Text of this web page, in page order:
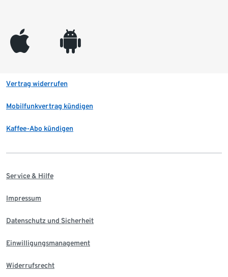
appleinc android
Vertrag widerrufen
Mobilfunkvertrag kündigen
Kaffee-Abo kündigen
Service & Hilfe
Impressum
Datenschutz und Sicherheit
Einwilligungsmanagement
Widerrufsrecht